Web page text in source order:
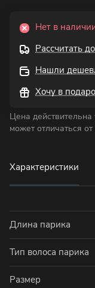
Нет в
Рассчитать
Нашли
Хочу в
Цена действительна
может отличаться
Характеристики
Длина парика
Тип волоса парика
Размер